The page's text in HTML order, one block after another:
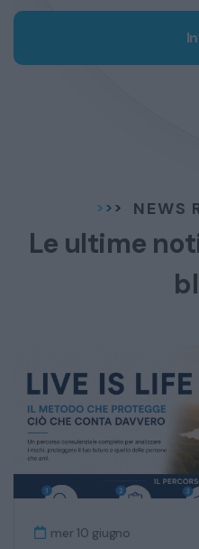
NEWS
Le ultime
mer 10 giugno